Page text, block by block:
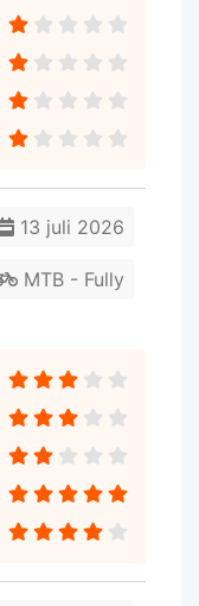
13 juli 2026
MTB - Fully